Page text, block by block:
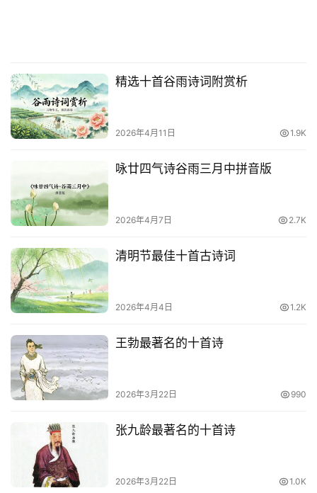
精选十首谷雨诗词附赏析
2026年4月11日 1.9K
咏廿四气诗谷雨三月中拼音版
2026年4月7日 2.7K
清明节最佳十首古诗词
2026年4月4日 1.2K
王勃最著名的十首诗
2026年3月22日 990
张九龄最著名的十首诗
2026年3月22日 1.0K